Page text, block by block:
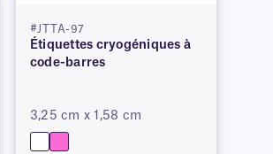
#JTTA-97
Étiquettes cryogéniques à
code-barres
3,25 cm x 1,58 cm